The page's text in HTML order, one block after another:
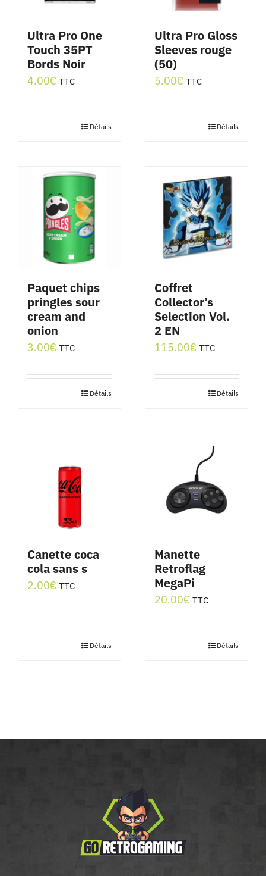
Ultra Pro One
Touch 35PT
Bords Noir
4.00€ TTC
Détails
Ultra Pro Gloss
Sleeves rouge
(50)
5.00€ TTC
Détails
Paquet chips
pringles sour
cream and
onion
3.00€ TTC
Détails
Coffret
Collector’s
Selection Vol.
2 EN
115.00€ TTC
Détails
Canette coca
cola sans s
2.00€ TTC
Détails
Manette
Retroflag
MegaPi
20.00€ TTC
Détails